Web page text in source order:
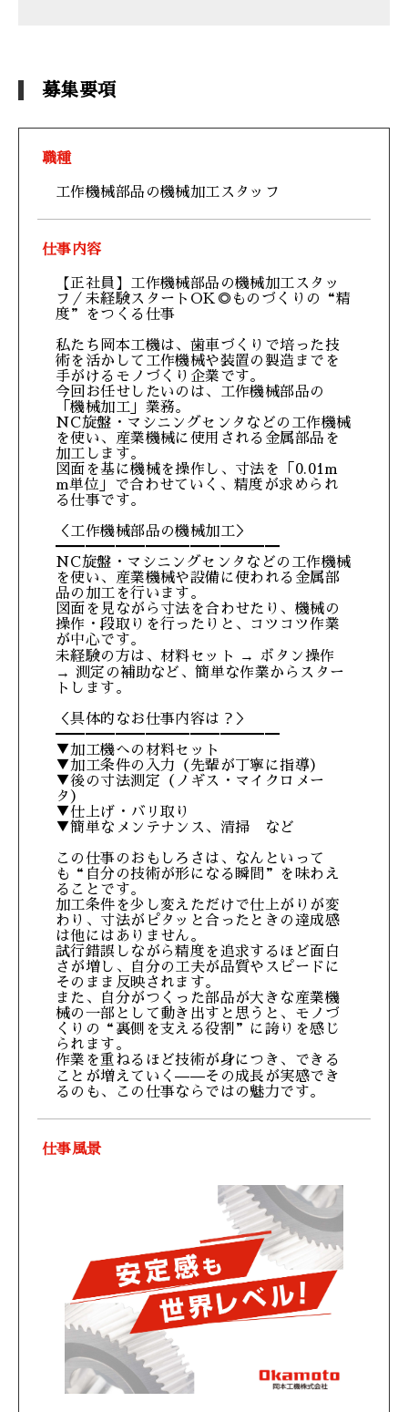
募集要項
職種
工作機械部品の機械加工スタッフ
仕事内容
【正社員】工作機械部品の機械加工スタッ
フ／未経験スタートOK◎ものづくりの“精
度”をつくる仕事
私たち岡本工機は、歯車づくりで培った技
術を活かして工作機械や装置の製造までを
手がけるモノづくり企業です。
今回お任せしたいのは、工作機械部品の
「機械加工」業務。
NC旋盤・マシニングセンタなどの工作機械
を使い、産業機械に使用される金属部品を
加工します。
図面を基に機械を操作し、寸法を「0.01m
m単位」で合わせていく、精度が求められ
る仕事です。
＜工作機械部品の機械加工＞
━━━━━━━━━━━━━━━
NC旋盤・マシニングセンタなどの工作機械
を使い、産業機械や設備に使われる金属部
品の加工を行います。
図面を見ながら寸法を合わせたり、機械の
操作・段取りを行ったりと、コツコツ作業
が中心です。
未経験の方は、材料セット → ボタン操作
→ 測定の補助など、簡単な作業からスター
トします。
＜具体的なお仕事内容は？＞
━━━━━━━━━━━━━━━
▼加工機への材料セット
▼加工条件の入力（先輩が丁寧に指導）
▼後の寸法測定（ノギス・マイクロメー
タ）
▼仕上げ・バリ取り
▼簡単なメンテナンス、清掃 など
この仕事のおもしろさは、なんといって
も“自分の技術が形になる瞬間”を味わえ
ることです。
加工条件を少し変えただけで仕上がりが変
わり、寸法がピタッと合ったときの達成感
は他にはありません。
試行錯誤しながら精度を追求するほど面白
さが増し、自分の工夫が品質やスピードに
そのまま反映されます。
また、自分がつくった部品が大きな産業機
械の一部として動き出すと思うと、モノづ
くりの“裏側を支える役割”に誇りを感じ
られます。
作業を重ねるほど技術が身につき、できる
ことが増えていく——その成長が実感でき
るのも、この仕事ならではの魅力です。
仕事風景